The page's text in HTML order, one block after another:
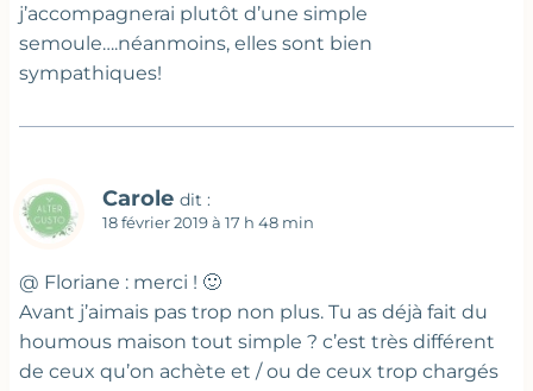
j’accompagnerai plutôt d’une simple
semoule….néanmoins, elles sont bien
sympathiques!
Carole dit :
18 février 2019 à 17 h 48 min
@ Floriane : merci ! 🙂
Avant j’aimais pas trop non plus. Tu as déjà fait du
houmous maison tout simple ? c’est très différent
de ceux qu’on achète et / ou de ceux trop chargés